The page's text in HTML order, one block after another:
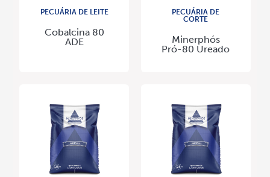
PECUÁRIA DE LEITE
Cobalcina 80
ADE
PECUÁRIA DE
CORTE
Minerphós
Pró-80 Ureado